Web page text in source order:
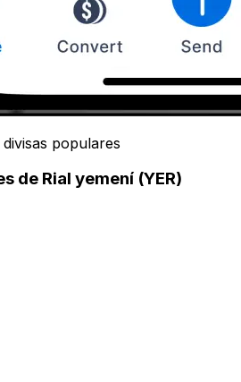
populares
de Rial yemení (YER)